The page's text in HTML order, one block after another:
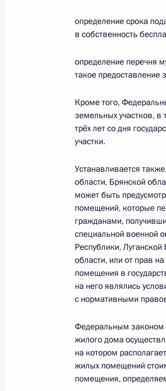
29 января 2025 года, 19:00
Перечень поручений
24 августа 2024 года, 17:00
областях
22 августа 2024 года, 14:50
Владимир Путин в
о ситуации в
2 марта 2023 года, 13:35
Богомазом
26 мая 2020 года, 16:30
Поездка в Брянскую
определение срока
в собственность
определение перечня
такое предоставление
Кроме того,
земельных участков, в
трёх лет со дня
участки.
Устанавливается
области, Брянской
может быть
помещений, которые
гражданами,
специальной военной
Республики,
области, или от прав
помещения в
на него являлись
с нормативными
Федеральным законом
жилого дома
на котором
жилых помещений
помещения,